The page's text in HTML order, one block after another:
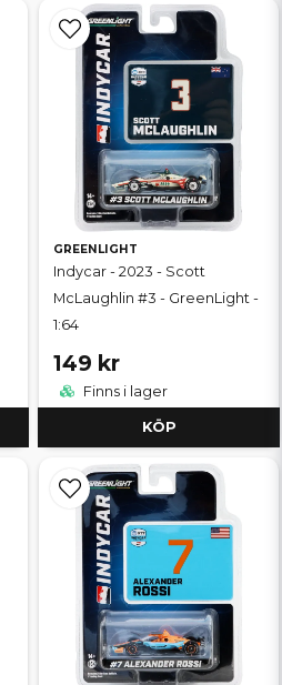
GREENLIGHT
Indycar - 2023 - Scott
McLaughlin #3 - GreenLight -
1:64
149 kr
Finns i lager
KÖP